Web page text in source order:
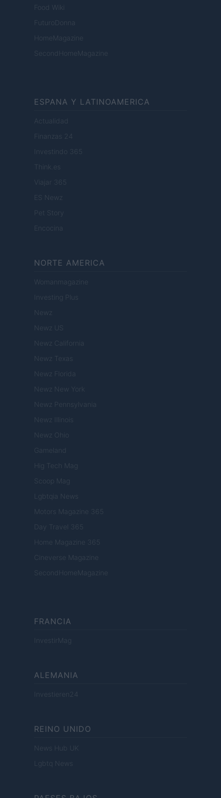
Food Wiki
FuturoDonna
HomeMagazine
SecondHomeMagazine
ESPANA Y LATINOAMERICA
Actualidad
Finanzas 24
Investindo 365
Think.es
Viajar 365
ES Newz
Pet Story
Encocina
NORTE AMERICA
Womanmagazine
Investing Plus
Newz
Newz US
Newz California
Newz Texas
Newz Florida
Newz New York
Newz Pennsylvania
Newz Illinois
Newz Ohio
Gameland
Hig Tech Mag
Scoop Mag
Lgbtqia News
Motors Magazine 365
Day Travel 365
Home Magazine 365
Cineverse Magazine
SecondHomeMagazine
FRANCIA
InvestirMag
ALEMANIA
Investieren24
REINO UNIDO
News Hub UK
Lgbtq News